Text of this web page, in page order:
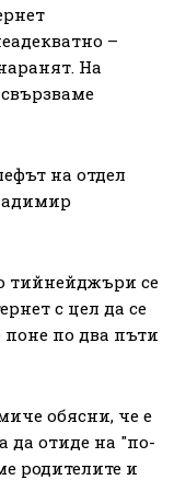
–
На
на отдел
тийнейджъри се
с цел да се
по два пъти
обясни, че е
да отиде на "по-
родителите и